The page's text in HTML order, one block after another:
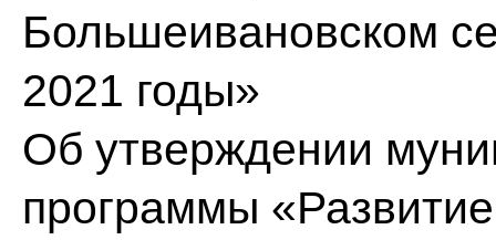
Большеивановском
2021 годы»
Об утверждении
программы